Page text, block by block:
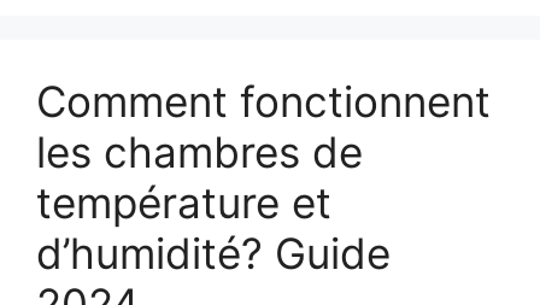
Comment fonctionnent
les chambres de
température et
d’humidité? Guide